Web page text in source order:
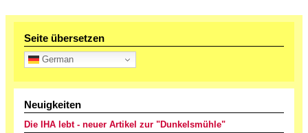
Seite übersetzen
German
Neuigkeiten
Die IHA lebt - neuer Artikel zur "Dunkelsmühle"